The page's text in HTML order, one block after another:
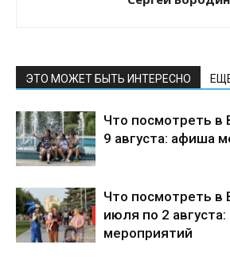
ЭТО МОЖЕТ БЫТЬ ИНТЕРЕСНО
Что посмотреть в
9 августа: афиша
Что посмотреть в
июля по 2
мероприятий